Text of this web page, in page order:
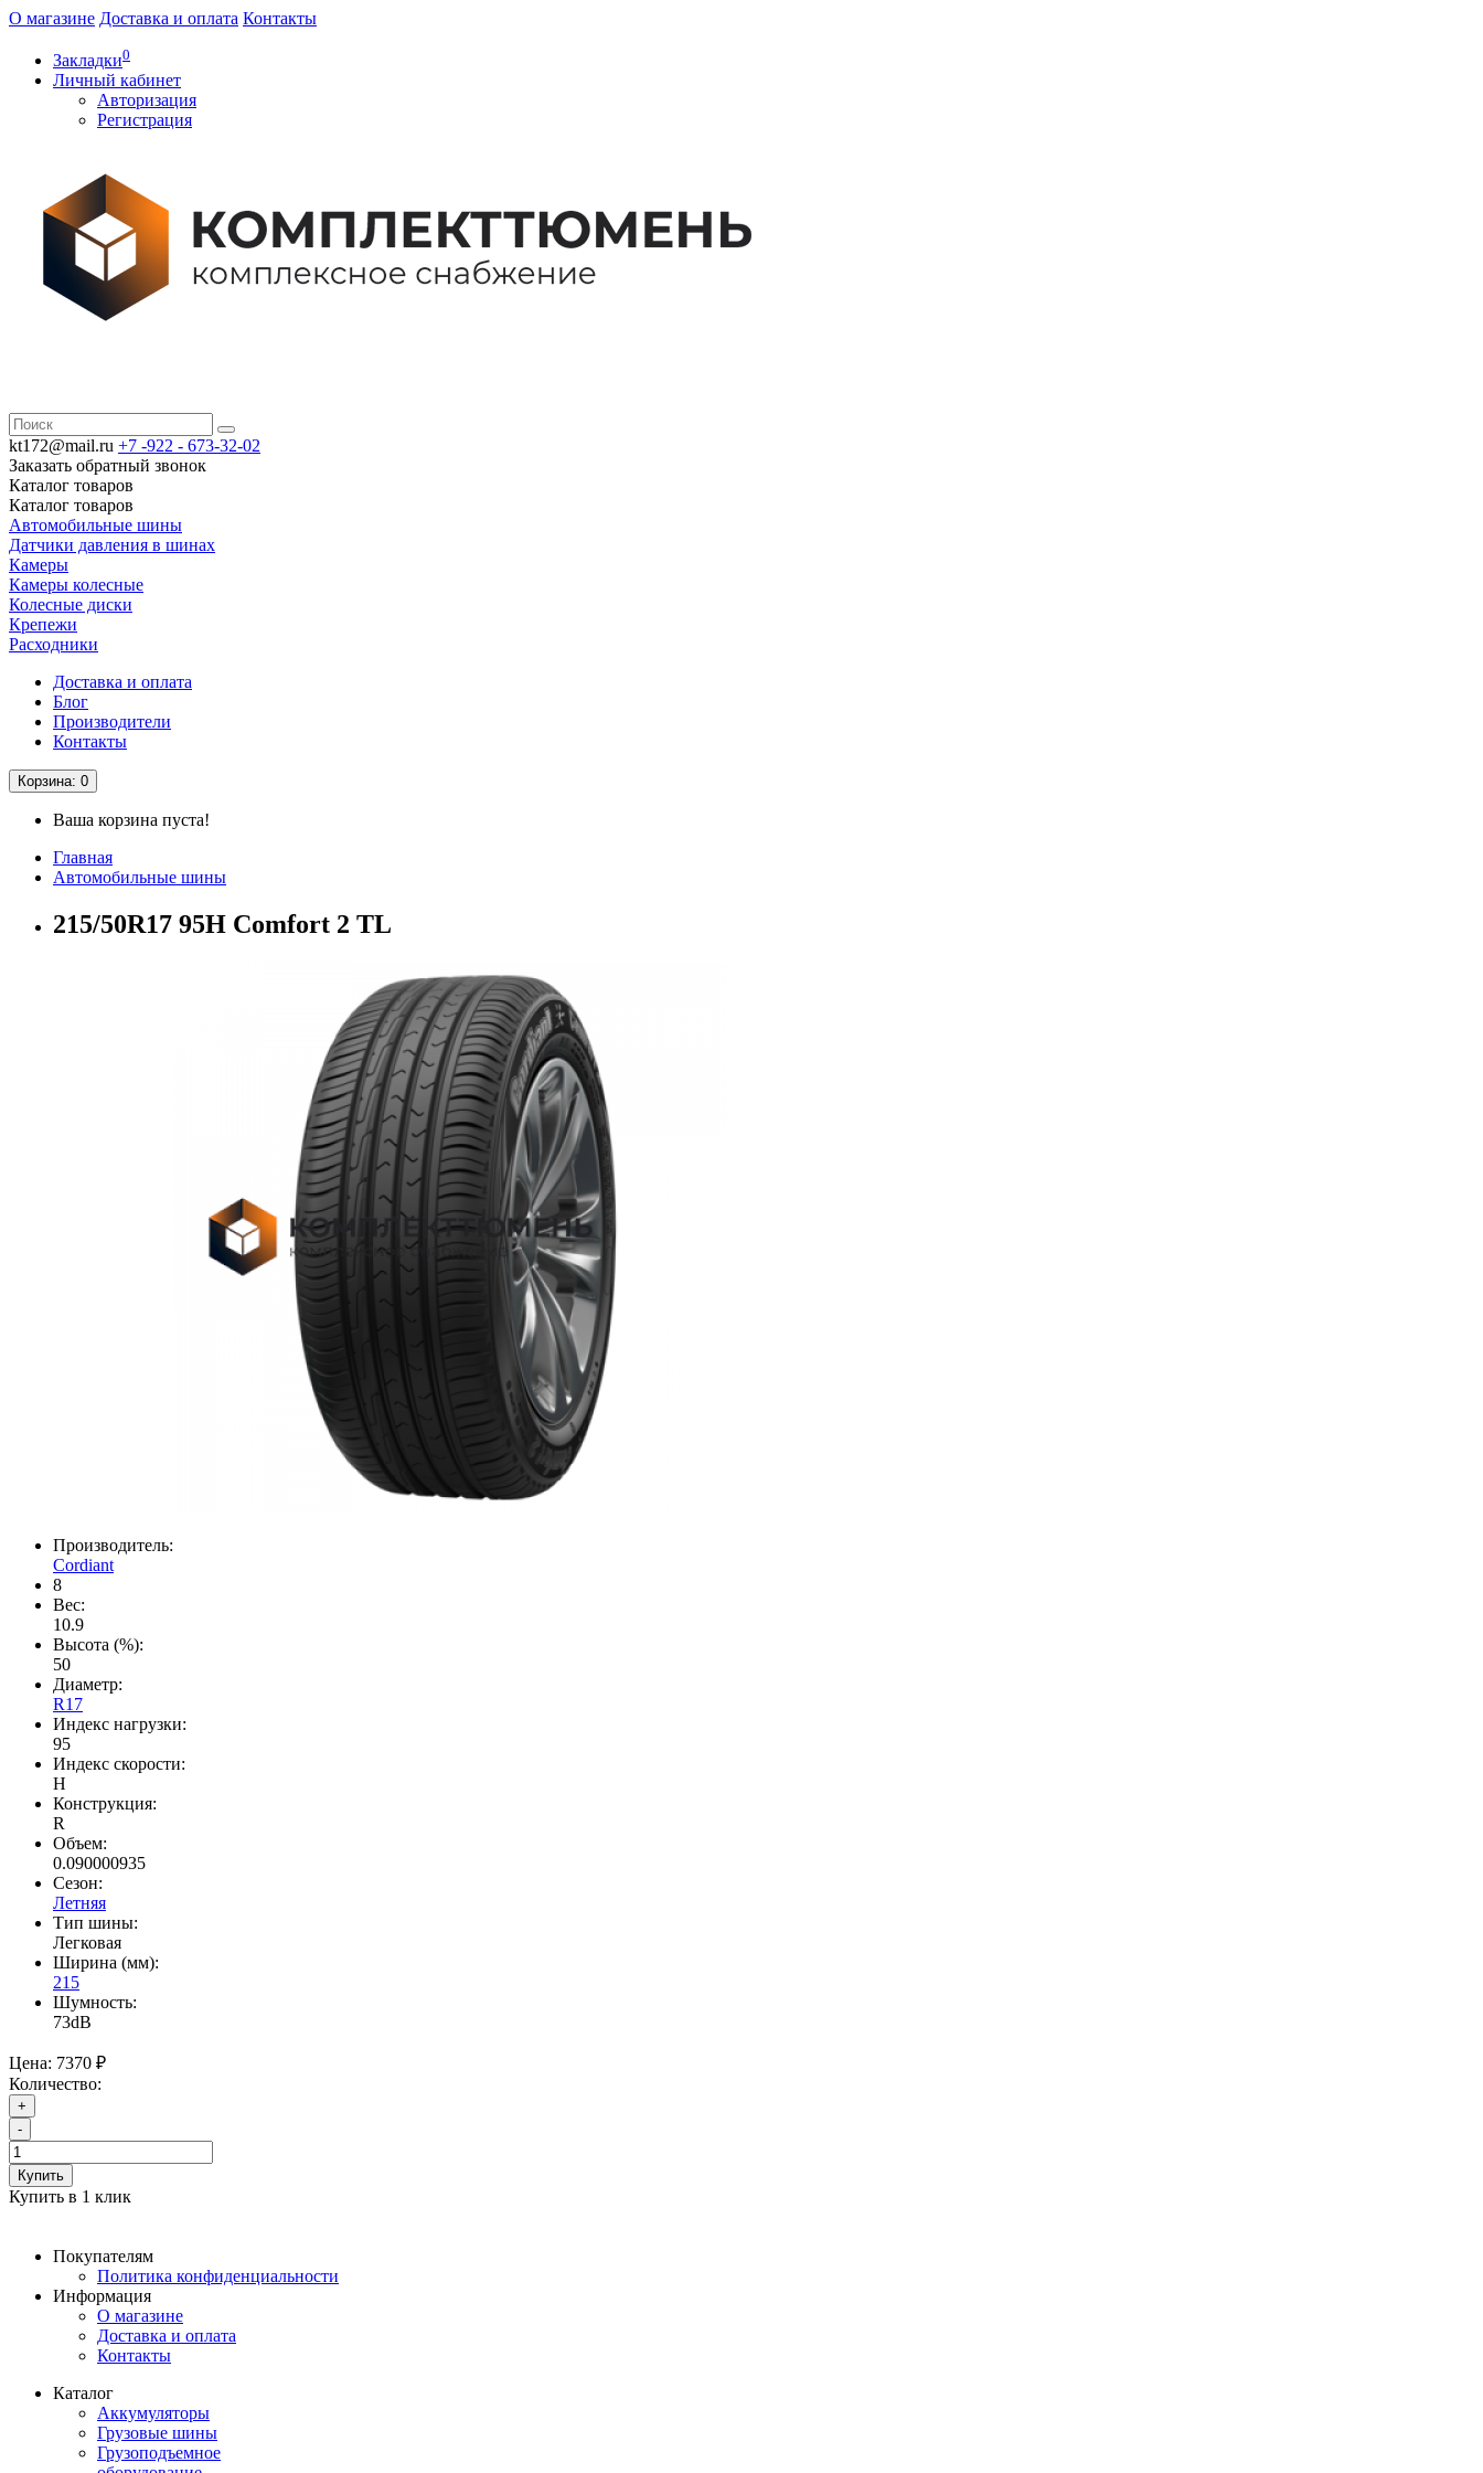
О магазине Доставка и оплата Контакты
Закладки0
Личный кабинет
Авторизация
Регистрация
kt172@mail.ru +7 -922 - 673-32-02
Заказать обратный звонок
Каталог товаров
Каталог товаров
Автомобильные шины
Датчики давления в шинах
Камеры
Камеры колесные
Колесные диски
Крепежи
Расходники
Доставка и оплата
Блог
Производители
Контакты
Корзина: 0
Ваша корзина пуста!
Главная
Автомобильные шины
215/50R17 95H Comfort 2 TL
Производитель:
Cordiant
8
Вес:
10.9
Высота (%):
50
Диаметр:
R17
Индекс нагрузки:
95
Индекс скорости:
H
Конструкция:
R
Объем:
0.090000935
Сезон:
Летняя
Тип шины:
Легковая
Ширина (мм):
215
Шумность:
73dB
Цена: 7370 ₽
Количество:
+
-
Купить
Купить в 1 клик
Покупателям
Политика конфиденциальности
Информация
О магазине
Доставка и оплата
Контакты
Каталог
Аккумуляторы
Грузовые шины
Грузоподъемное